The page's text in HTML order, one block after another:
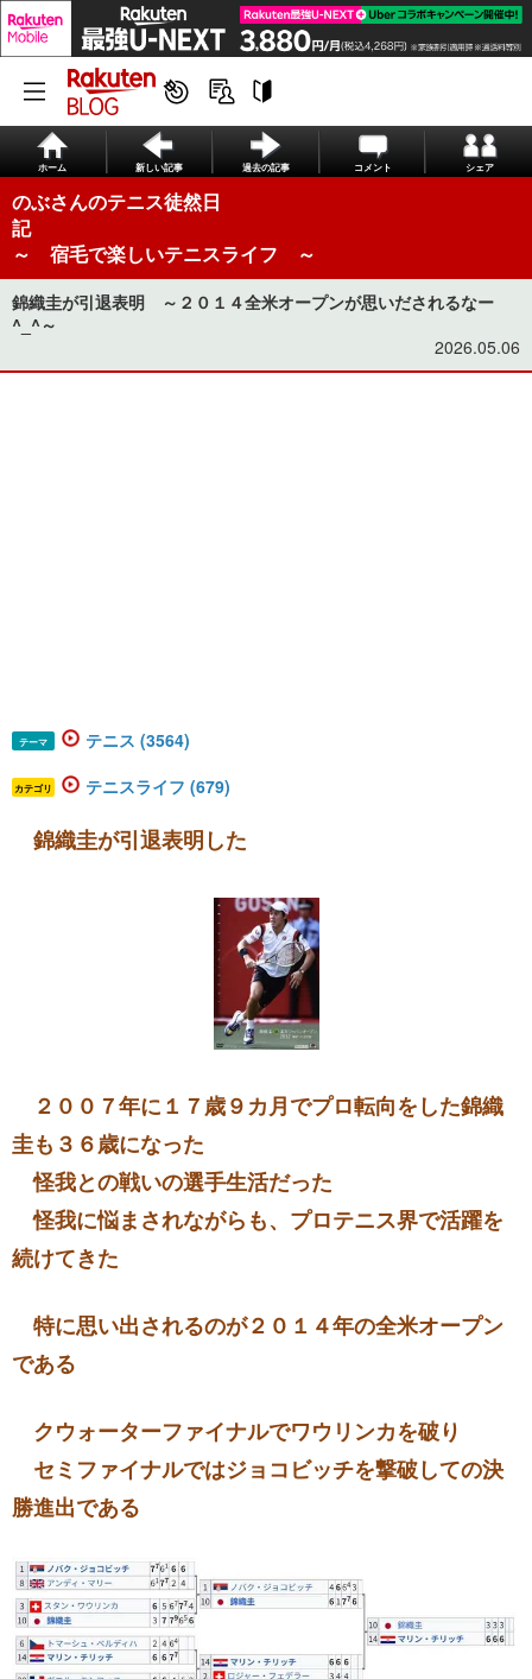
ホーム 新しい記事 過去の記事 コメント シェア
のぶさんのテニス徒然日
～ 宿毛で楽しいテニスライフ ～
錦織圭が引退表明 ～２０１４全米オープンが思いだされるなー
^_^～
2026.05.06
テーマ テニス (3564)
カテゴリ テニスライフ (679)
錦織圭が引退表明した
２００７年に１７歳９カ月でプロ転向をした錦織
圭も３６歳になった
怪我との戦いの選手生活だった
怪我に悩まされながらも、プロテニス界で活躍を
続けてきた
特に思い出されるのが２０１４年の全米オープン
である
クウォーターファイナルでワウリンカを破り
セミファイナルではジョコビッチを撃破しての決
勝進出である